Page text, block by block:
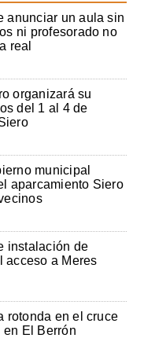
anunciar un aula sin
ni profesorado no
real
organizará su
del 1 al 4 de
municipal
aparcamiento Siero
instalación de
acceso a Meres
rotonda en el cruce
en El Berrón